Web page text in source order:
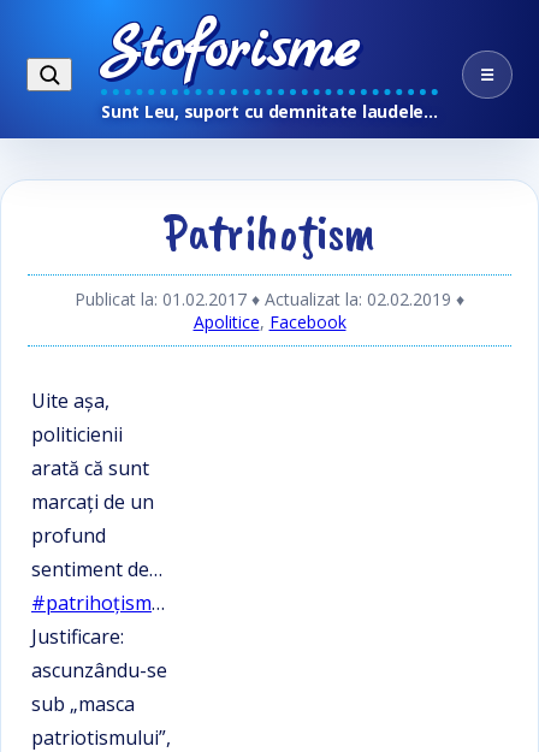
Stoforisme
Sunt Leu, suport cu demnitate laudele…
☰
Patrihoţism
Publicat la: 01.02.2017 ♦ Actualizat la: 02.02.2019 ♦
Apolitice, Facebook
Uite aşa,
politicienii
arată că sunt
marcați de un
profund
sentiment de…
#patrihoțism…
Justificare:
ascunzându-se
sub „masca
patriotismului”,